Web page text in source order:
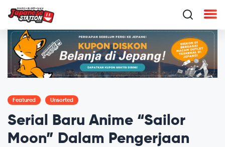
Featured Unsorted
Serial Baru Anime “Sailor
Moon” Dalam Pengerjaan